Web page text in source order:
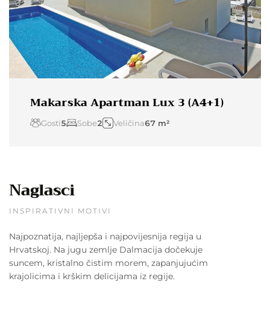
Makarska Apartman Lux 3 (A4+1)
Gosti5 Sobe2 Veličina67 m²
Naglasci
INSPIRATIVNI MOTIVI
Najpoznatija, najljepša i najpovijesnija regija u
Hrvatskoj. Na jugu zemlje Dalmacija dočekuje
suncem, kristalno čistim morem, zapanjujućim
krajolicima i krškim delicijama iz regije.